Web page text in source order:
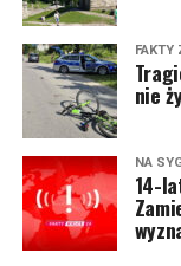
FAKTY
nie
NA
14-